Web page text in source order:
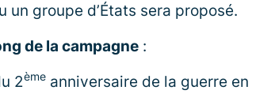
un groupe d’États sera proposé.
de la campagne :
2ème anniversaire de la guerre en